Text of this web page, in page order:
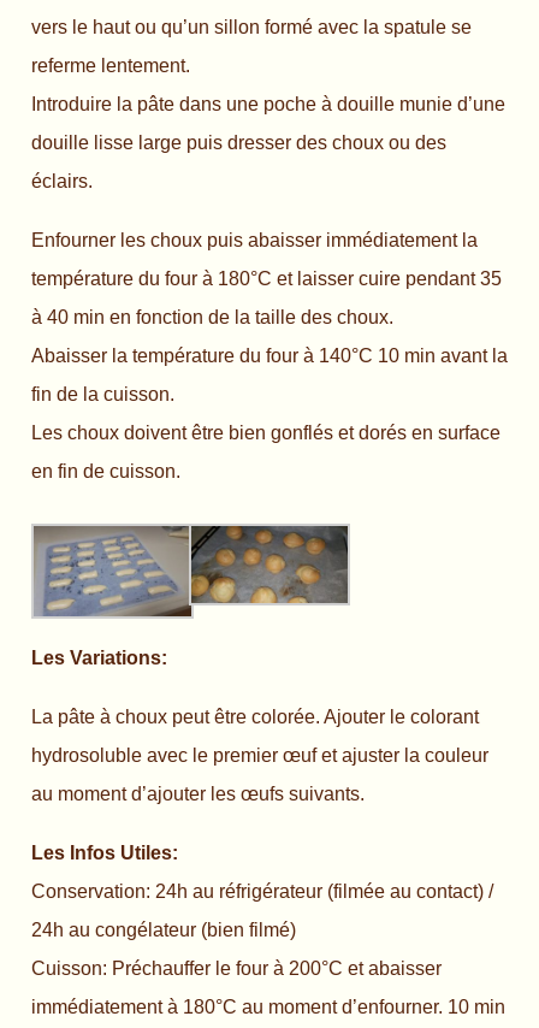
vers le haut ou qu’un sillon formé avec la spatule se
referme lentement.
Introduire la pâte dans une poche à douille munie d’une
douille lisse large puis dresser des choux ou des
éclairs.
Enfourner les choux puis abaisser immédiatement la
température du four à 180°C et laisser cuire pendant 35
à 40 min en fonction de la taille des choux.
Abaisser la température du four à 140°C 10 min avant la
fin de la cuisson.
Les choux doivent être bien gonflés et dorés en surface
en fin de cuisson.
Les Variations:
La pâte à choux peut être colorée. Ajouter le colorant
hydrosoluble avec le premier œuf et ajuster la couleur
au moment d’ajouter les œufs suivants.
Les Infos Utiles:
Conservation: 24h au réfrigérateur (filmée au contact) /
24h au congélateur (bien filmé)
Cuisson: Préchauffer le four à 200°C et abaisser
immédiatement à 180°C au moment d’enfourner. 10 min